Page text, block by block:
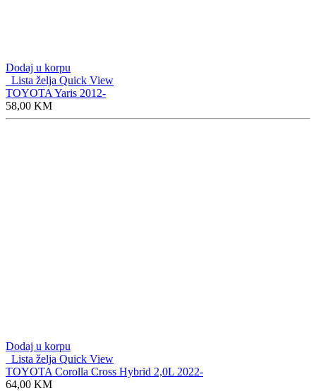
Dodaj u korpu
Lista želja Quick View
TOYOTA Yaris 2012-
58,00 KM
Dodaj u korpu
Lista želja Quick View
TOYOTA Corolla Cross Hybrid 2,0L 2022-
64,00 KM